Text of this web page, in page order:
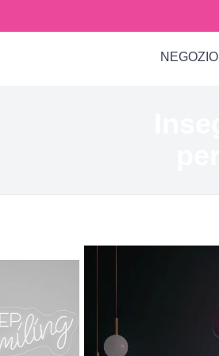
NEGOZIO